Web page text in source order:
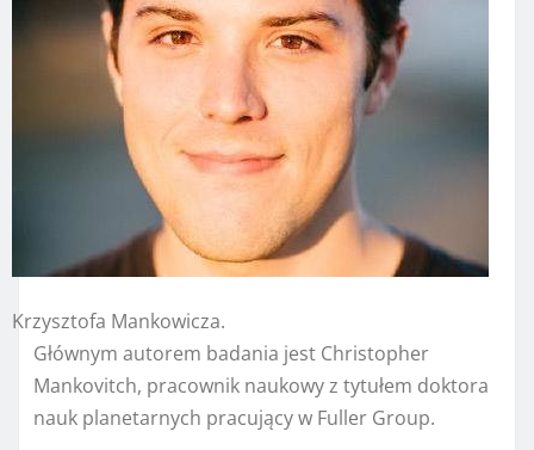
Krzysztofa Mankowicza.
Głównym autorem badania jest Christopher
Mankovitch, pracownik naukowy z tytułem doktora
nauk planetarnych pracujący w Fuller Group.